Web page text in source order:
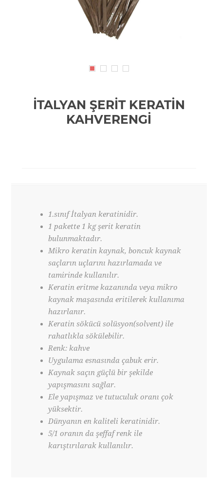
İTALYAN ŞERİT KERATİN
KAHVERENGİ
1.sınıf İtalyan keratinidir.
1 pakette 1 kg şerit keratin
bulunmaktadır.
Mikro keratin kaynak, boncuk kaynak
saçların uçlarını hazırlamada ve
tamirinde kullanılır.
Keratin eritme kazanında veya mikro
kaynak maşasında eritilerek kullanıma
hazırlanır.
Keratin sökücü solüsyon(solvent) ile
rahatlıkla sökülebilir.
Renk: kahve
Uygulama esnasında çabuk erir.
Kaynak saçın güçlü bir şekilde
yapışmasını sağlar.
Ele yapışmaz ve tutuculuk oranı çok
yüksektir.
Dünyanın en kaliteli keratinidir.
5/1 oranın da şeffaf renk ile
karıştırılarak kullanılır.